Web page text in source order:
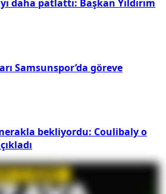
daha patlattı: Başkan Yıldırım
Samsunspor’da göreve
bekliyordu: Coulibaly o